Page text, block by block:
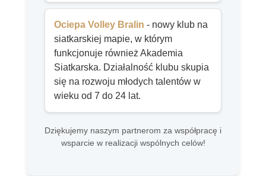
Ociepa Volley Bralin - nowy klub na
siatkarskiej mapie, w którym
funkcjonuje również Akademia
Siatkarska. Działalność klubu skupia
się na rozwoju młodych talentów w
wieku od 7 do 24 lat.
Dziękujemy naszym partnerom za współpracę i
wsparcie w realizacji wspólnych celów!